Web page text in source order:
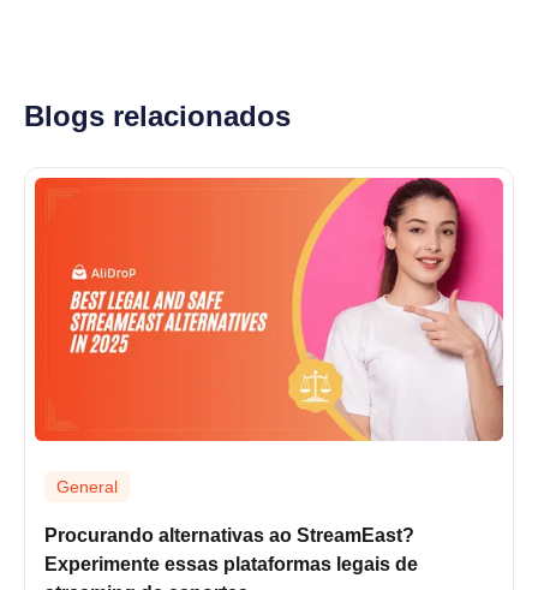
Blogs relacionados
General
Procurando alternativas ao StreamEast?
Experimente essas plataformas legais de